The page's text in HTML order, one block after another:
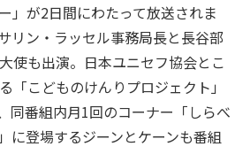
」が2日間にわたって放送されま
リン・ラッセル事務局長と長谷部
使も出演。日本ユニセフ協会とこ
「こどものけんりプロジェクト」
同番組内月1回のコーナー「しらべ
に登場するジーンとケーンも番組